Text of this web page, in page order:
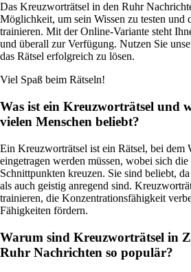
Das Kreuzworträtsel in den Ruhr
Möglichkeit, um sein Wissen zu testen und
trainieren. Mit der Online-Variante steht
und überall zur Verfügung. Nutzen Sie
das Rätsel erfolgreich zu lösen.
Viel Spaß beim Rätseln!
Was ist ein Kreuzworträtsel und
vielen Menschen beliebt?
Ein Kreuzworträtsel ist ein Rätsel, bei dem
eingetragen werden müssen, wobei sich die
Schnittpunkten kreuzen. Sie sind beliebt,
als auch geistig anregend sind.
trainieren, die Konzentrationsfähigkeit
Fähigkeiten fördern.
Warum sind Kreuzworträtsel in
Ruhr Nachrichten so populär?